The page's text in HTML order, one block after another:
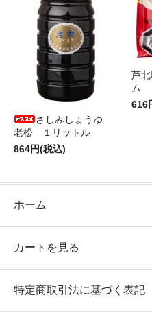
さしみしょうゆ
老松 １リットル
864円(税込)
芦
ム
616
ホーム
カートを見る
特定商取引法に基づく表記